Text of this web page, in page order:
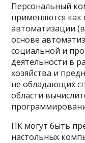
Персональный
применяются как
автоматизации
основе
социальной и
деятельности в
хозяйства и
не обладающих
области
ПК могут быть
настольных